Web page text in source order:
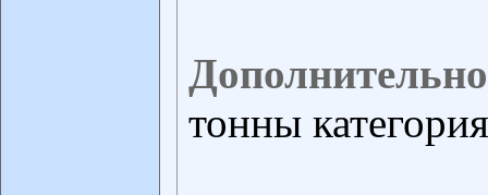
тонны